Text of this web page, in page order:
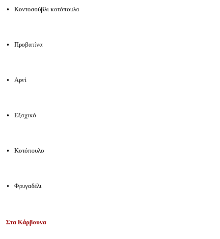
Κοντοσούβλι κοτόπουλο
Προβατίνα
Αρνί
Εξοχικό
Κοτόπουλο
Φρυγαδέλι
Στα Κάρβουνα